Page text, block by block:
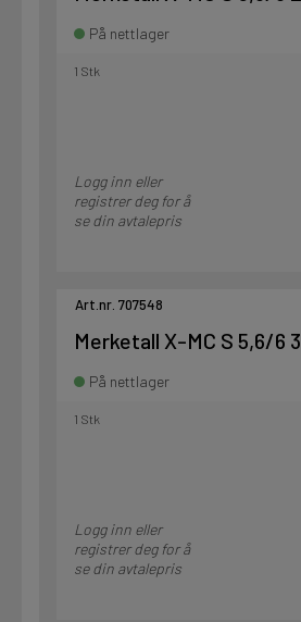
På nettlager
1 Stk
Logg inn eller
registrer deg for å
se din avtalepris
Art.nr. 707548
Merketall X-MC S 5,6/6 3
På nettlager
1 Stk
Logg inn eller
registrer deg for å
se din avtalepris